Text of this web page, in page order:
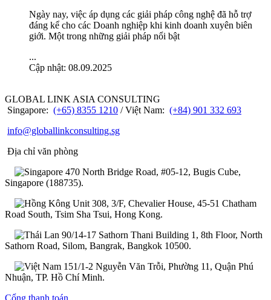
Ngày nay, việc áp dụng các giải pháp công nghệ đã hỗ trợ
đáng kể cho các Doanh nghiệp khi kinh doanh xuyên biên
giới. Một trong những giải pháp nổi bật
...
Cập nhật: 08.09.2025
GLOBAL LINK ASIA CONSULTING
Singapore: (+65) 8355 1210 / Việt Nam: (+84) 901 332 693
info@globallinkconsulting.sg
Địa chỉ văn phòng
470 North Bridge Road, #05-12, Bugis Cube,
Singapore (188735).
Unit 308, 3/F, Chevalier House, 45-51 Chatham
Road South, Tsim Sha Tsui, Hong Kong.
90/14-17 Sathorn Thani Building 1, 8th Floor, North
Sathorn Road, Silom, Bangrak, Bangkok 10500.
151/1-2 Nguyễn Văn Trỗi, Phường 11, Quận Phú
Nhuận, TP. Hồ Chí Minh.